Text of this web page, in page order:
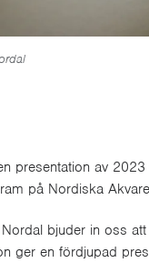
presentation av 2023
på Nordiska
bjuder in oss
ger en fördjupad